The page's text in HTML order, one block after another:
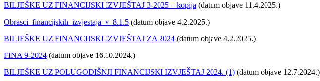
BILJEŠKE UZ FINANCIJSKI IZVJEŠTAJ 3-2025 – kopija (datum objave 11.4.2025.)
Obrasci_financijskih_izvjestaja_v_8.1.5 (datum objave 4.2.2025.)
BILJEŠKE UZ FINANCIJSKI IZVJEŠTAJ ZA 2024 (datum objave 4.2.2025.)
FINA 9-2024 (datum objave 16.10.2024.)
BILJEŠKE UZ POLUGODIŠNJI FINANCIJSKI IZVJEŠTAJ 2024. (1) (datum objave 12.7.2024.)